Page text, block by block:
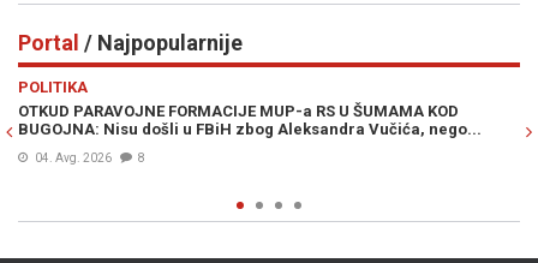
Portal / Najpopularnije
POLITIKA
OTKUD PARAVOJNE FORMACIJE MUP-a RS U ŠUMAMA KOD
BUGOJNA: Nisu došli u FBiH zbog Aleksandra Vučića, nego...
04. Avg. 2026 8